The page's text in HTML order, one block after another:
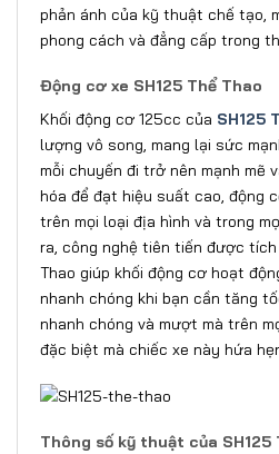
phản ánh của kỹ thuật chế tạo,
phong cách và đẳng cấp trong
Động cơ xe SH125 Thể Thao
Khối động cơ 125cc của SH125
lượng vô song, mang lại sức
mỗi chuyến đi trở nên mạnh mẽ
hóa để đạt hiệu suất cao, động
trên mọi loại địa hình và trong
ra, công nghệ tiên tiến được tích
Thao giúp khối động cơ hoạt
nhanh chóng khi bạn cần tăng
nhanh chóng và mượt mà trên
đặc biệt mà chiếc xe này hứa
Thông số kỹ thuật của SH125